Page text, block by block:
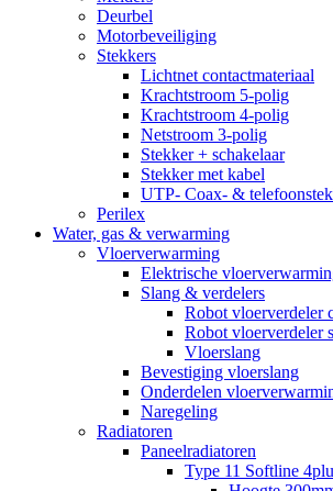
Deurbel
Motorbeveiliging
Stekkers
Lichtnet contactmateriaal
Krachtstroom 5-polig
Krachtstroom 4-polig
Netstroom 3-polig
Stekker + schakelaar
Stekker met kabel
UTP- Coax- &
Perilex
Water, gas & verwarming
Vloerverwarming
Elektrische
Slang & verdelers
Robot vloerverdeler
Robot vloerverdeler
Vloerslang
Bevestiging vloerslang
Onderdelen
Naregeling
Radiatoren
Paneelradiatoren
Type 11 Softline